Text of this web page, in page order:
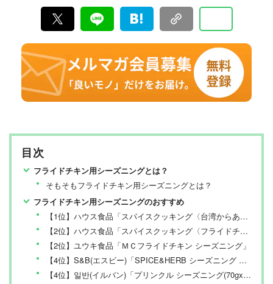
目次
フライドチキン用シーズニングとは？
そもそもフライドチキン用シーズニングとは？
フライドチキン用シーズニングのおすすめ
【1位】ハウス食品「スパイスクッキング〈台湾からあげ ジーパイ風〉」
【2位】ハウス食品「スパイスクッキング〈フライドチキン〉」
【2位】ユウキ食品「ＭＣフライドチキン シーズニング」
【4位】S&B(エスビー)「SPICE&HERB シーズニング フライドチキン」
【4位】일반(イルバン)「プリンクル シーズニング(70gx2個)」